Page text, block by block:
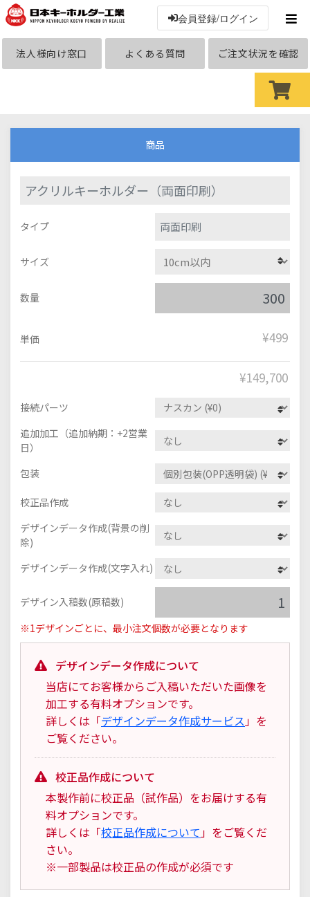
会員登録/ログイン
法人様向け窓口 よくある質問 ご注文状況を確認
商品
アクリルキーホルダー（両面印刷）
タイプ 両面印刷
サイズ
数量
単価 ¥499
¥149,700
接続パーツ
追加加工（追加納期：+2営業
日）
包装
校正品作成
デザインデータ作成(背景の削
除)
デザインデータ作成(文字入れ)
デザイン入稿数(原稿数)
※1デザインごとに、最小注文個数が必要となります
デザインデータ作成について
当店にてお客様からご入稿いただいた画像を
加工する有料オプションです。
詳しくは「デザインデータ作成サービス 」を
ご覧ください。
校正品作成について
本製作前に校正品（試作品）をお届けする有
料オプションです。
詳しくは「校正品作成について 」をご覧くだ
さい。
※一部製品は校正品の作成が必須です